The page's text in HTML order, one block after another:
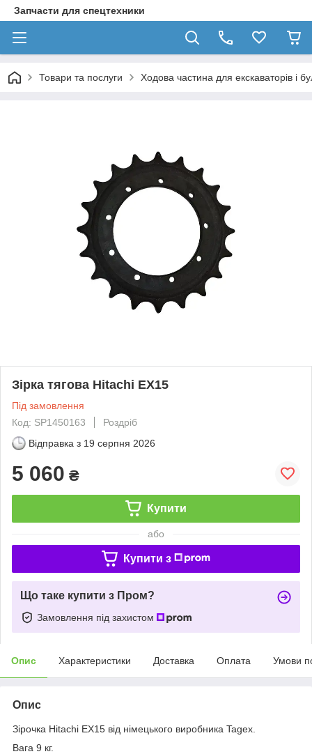
Запчасти для спецтехники
Товари та послуги Ходова частина для екскаваторів і
Зірка тягова Hitachi EX15
Під замовлення
Код: SP1450163
Роздріб
Відправка з 19 серпня 2026
5 060 ₴
Купити
або
Купити з
Що таке купити з Пром?
Замовлення під захистом
Опис Характеристики Доставка Оплата Умови
Опис
Зірочка Hitachi EX15 від німецького виробника Tagex.
Вага 9 кг.